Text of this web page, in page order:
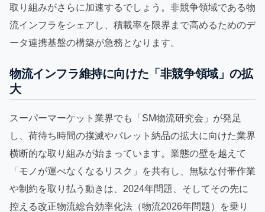
取り組みがさらに加速するでしょう。非競争領域である物
流インフラをシェアし、積載率を限界まで高めるためのデ
ータ連携基盤の構築が急務となります。
物流インフラ維持に向けた「非競争領域」の拡
大
スーパーマーケット業界でも「SM物流研究会」が発足
し、荷待ち時間の撲滅やパレット納品の拡大に向けた業界
横断的な取り組みが始まっています。業態の壁を越えて
「モノが運べなくなるリスク」を共有し、無駄な付帯作業
や制約を取り払う動きは、2024年問題、そしてその先に
控える改正物流総合効率化法（物流2026年問題）を乗り